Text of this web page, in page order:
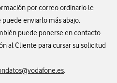
por correo ordinario le
enviarlo más abajo.
puede ponerse en contacto
al Cliente para cursar su solicitud
.